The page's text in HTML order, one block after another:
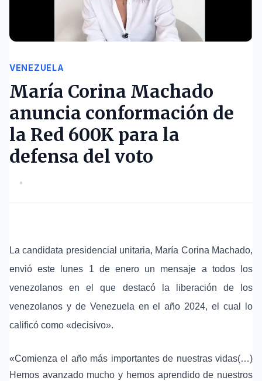
VENEZUELA
María Corina Machado
anuncia conformación de
la Red 600K para la
defensa del voto
•
La candidata presidencial unitaria, María Corina Machado,
envió este lunes 1 de enero un mensaje a todos los
venezolanos en el que destacó la liberación de los
venezolanos y de Venezuela en el año 2024, el cual lo
calificó como «decisivo».
«Comienza el año más importantes de nuestras vidas(…)
Hemos avanzado mucho y hemos aprendido de nuestros